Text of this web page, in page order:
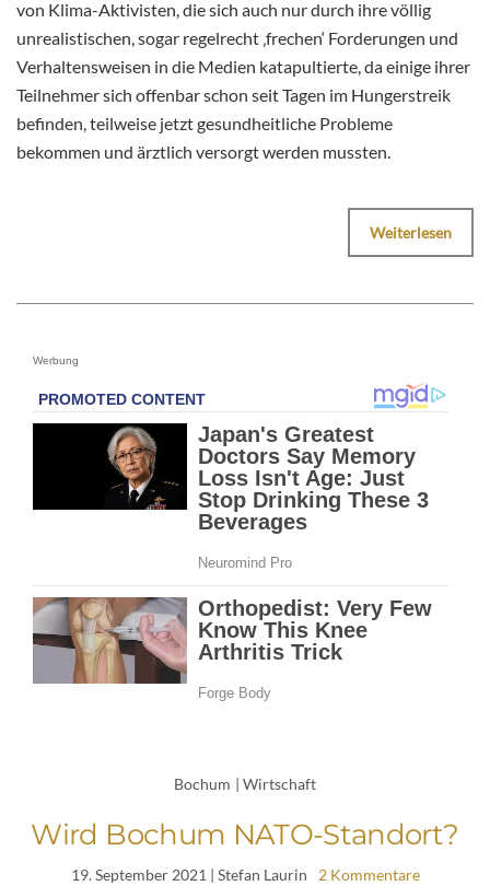
von Klima-Aktivisten, die sich auch nur durch ihre völlig
unrealistischen, sogar regelrecht ‚frechen‘ Forderungen und
Verhaltensweisen in die Medien katapultierte, da einige ihrer
Teilnehmer sich offenbar schon seit Tagen im Hungerstreik
befinden, teilweise jetzt gesundheitliche Probleme
bekommen und ärztlich versorgt werden mussten.
Weiterlesen
Werbung
Bochum | Wirtschaft
Wird Bochum NATO-Standort?
19. September 2021| Stefan Laurin 2 Kommentare